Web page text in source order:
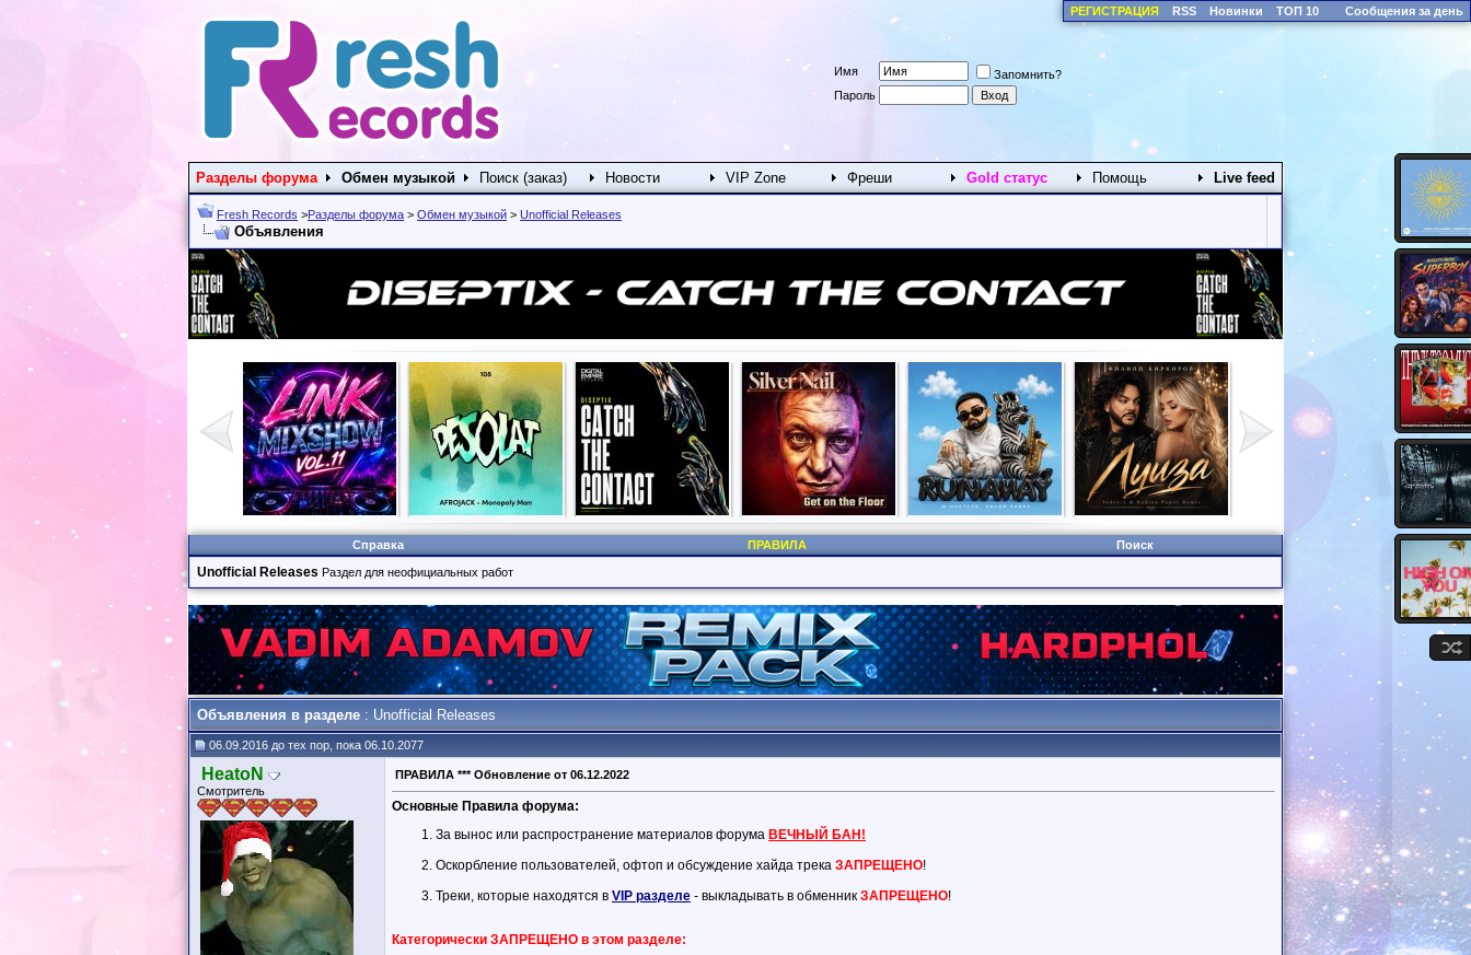
РЕГИСТРАЦИЯ RSS Новинки ТОП 10 Сообщения за день
Имя
Запомнить?
Пароль
Разделы форума Обмен музыкой Поиск (заказ) Новости VIP Zone Фреши Gold статус Помощь Live feed
Fresh Records >Разделы форума > Обмен музыкой > Unofficial Releases
Объявления
Справка ПРАВИЛА Поиск
Unofficial Releases Раздел для неофициальных работ
Объявления в разделе : Unofficial Releases
06.09.2016 до тех пор, пока 06.10.2077
HeatoN
Смотритель
ПРАВИЛА *** Обновление от 06.12.2022
Основные Правила форума:
За вынос или распространение материалов форума ВЕЧНЫЙ БАН!
Оскорбление пользователей, офтоп и обсуждение хайда трека ЗАПРЕЩЕНО!
Треки, которые находятся в VIP разделе - выкладывать в обменник ЗАПРЕЩЕНО!
Категорически ЗАПРЕЩЕНО в этом разделе: